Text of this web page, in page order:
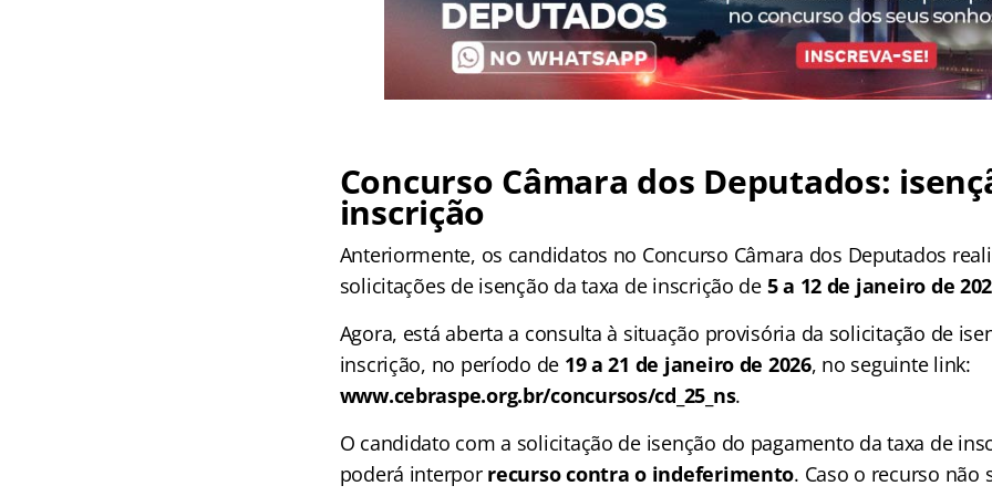
Concurso Câmara dos Deputados:
inscrição
Anteriormente, os candidatos no Concurso Câmara dos Deputados
solicitações de isenção da taxa de inscrição de 5 a 12 de janeiro de
Agora, está aberta a consulta à situação provisória da solicitação de
inscrição, no período de 19 a 21 de janeiro de 2026, no seguinte link:
www.cebraspe.org.br/concursos/cd_25_ns.
O candidato com a solicitação de isenção do pagamento da taxa de
poderá interpor recurso contra o indeferimento. Caso o recurso não